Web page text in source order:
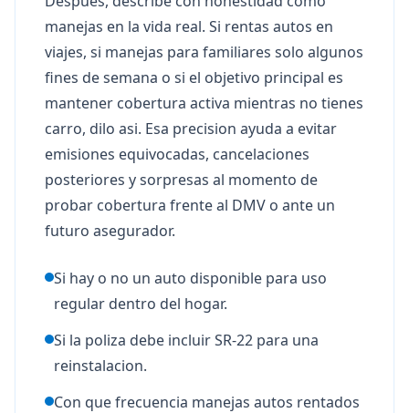
manejas en la vida real. Si rentas autos en
viajes, si manejas para familiares solo algunos
fines de semana o si el objetivo principal es
mantener cobertura activa mientras no tienes
carro, dilo asi. Esa precision ayuda a evitar
emisiones equivocadas, cancelaciones
posteriores y sorpresas al momento de
probar cobertura frente al DMV o ante un
futuro asegurador.
Si hay o no un auto disponible para uso
regular dentro del hogar.
Si la poliza debe incluir SR-22 para una
reinstalacion.
Con que frecuencia manejas autos rentados